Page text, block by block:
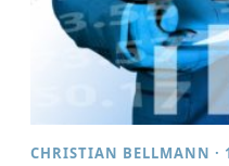
CHRISTIAN BELLMANN ·